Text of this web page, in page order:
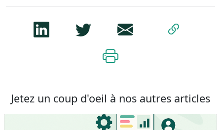
Jetez un coup d'oeil à nos autres articles